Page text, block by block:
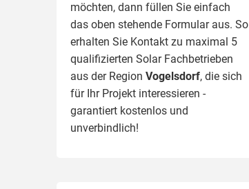
möchten, dann füllen Sie einfach
das oben stehende Formular aus. So
erhalten Sie Kontakt zu maximal 5
qualifizierten Solar Fachbetrieben
aus der Region Vogelsdorf, die sich
für Ihr Projekt interessieren -
garantiert kostenlos und
unverbindlich!